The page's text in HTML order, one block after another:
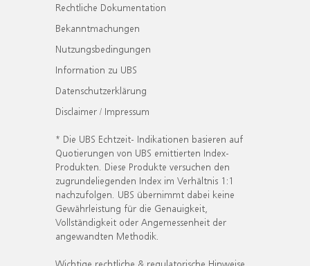
Rechtliche Dokumentation
Bekanntmachungen
Nutzungsbedingungen
Information zu UBS
Datenschutzerklärung
Disclaimer / Impressum
* Die UBS Echtzeit- Indikationen basieren auf
Quotierungen von UBS emittierten Index-
Produkten. Diese Produkte versuchen den
zugrundeliegenden Index im Verhältnis 1:1
nachzufolgen. UBS übernimmt dabei keine
Gewährleistung für die Genauigkeit,
Vollständigkeit oder Angemessenheit der
angewandten Methodik.